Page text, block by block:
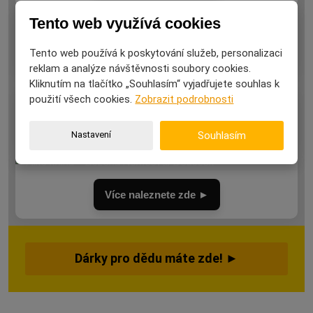
Více naleznete zde ►
Více naleznete zde ►
Více naleznete zde ►
Dárky pro dědu máte zde! ►
Tento web využívá cookies
Tento web používá k poskytování služeb, personalizaci
reklam a analýze návštěvnosti soubory cookies.
Kliknutím na tlačítko „Souhlasím“ vyjadřujete souhlas k
použití všech cookies. Zobrazit podrobnosti
Nastavení Souhlasím